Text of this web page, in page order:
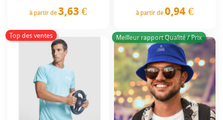
à partir de 3,63 € à partir de 0,94 €
Top des ventes Meilleur rapport Qualité / Prix